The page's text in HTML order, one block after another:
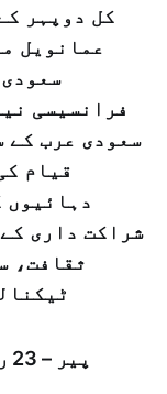
کل دوپہر
عمانویل
فرانسیسی
سعودی عرب کے
قیام
دہائیوں
شراکت داری
ثقافت،